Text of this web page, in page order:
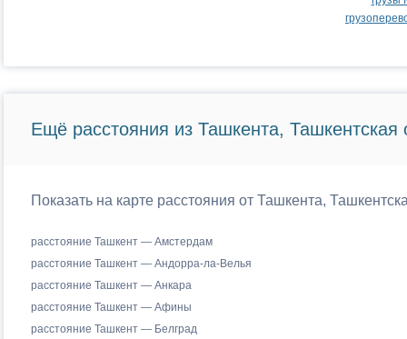
Ещё расстояния из Ташкента, Ташкентская
Показать на карте расстояния от Ташкента,
расстояние Ташкент — Амстердам
расстояние Ташкент — Андорра-ла-Велья
расстояние Ташкент — Анкара
расстояние Ташкент — Афины
расстояние Ташкент — Белград